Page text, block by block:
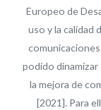
Europeo de
uso y la calidad
comunicaciones
podido dinamizar
la mejora de
[2021]. Para